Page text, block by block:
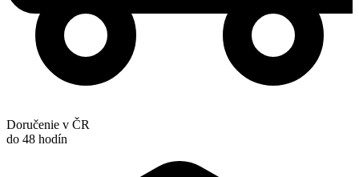
Doručenie v ČR
do 48 hodín